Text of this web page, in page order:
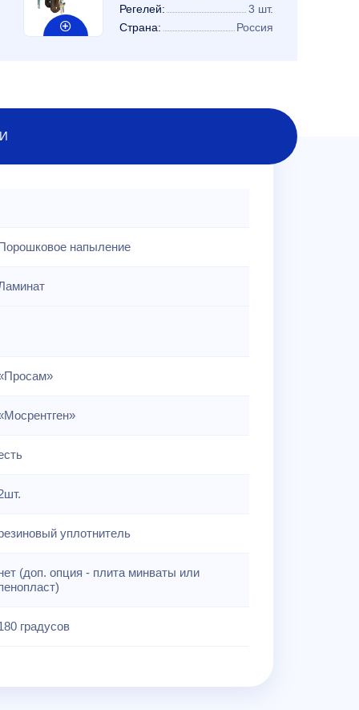
Регелей:
3 шт.
Страна:
Россия
напыление
уплотнитель
(доп. опция - плита минваты или
градусов